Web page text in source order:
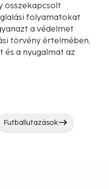
összekapcsolt
folyamatokat
a védelmet
törvény értelmében,
és a nyugalmat az
Futballutazások